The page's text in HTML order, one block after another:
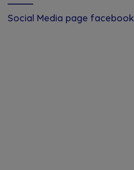
Social Media page facebook